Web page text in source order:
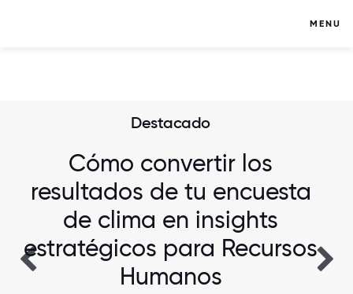
MENU
Destacado
Cómo convertir los
resultados de tu encuesta
de clima en insights
estratégicos para Recursos
Humanos